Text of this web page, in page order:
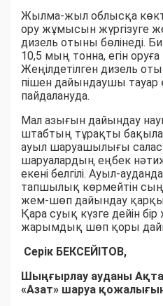
Жылма-жыл облысқа
ору жұмысын жүргізуге
дизель отыны бөлінеді.
10,5 мың тонна, егін
Жеңілдетілген дизель
пішен дайындаушы тауар
пайдалануда.
Мал азығын дайындау
штабтың тұрақты
ауыл шаруашылығы
шаруалардың еңбек
екені белгілі. Ауыл-
тапшылық көрмейтін
жем-шөп дайындау
Қара суық күзге дейін
жарымдық шөп қоры
Серік БЕКСЕЙІТОВ,
Шыңғырлау ауданы
«Азат» шаруа